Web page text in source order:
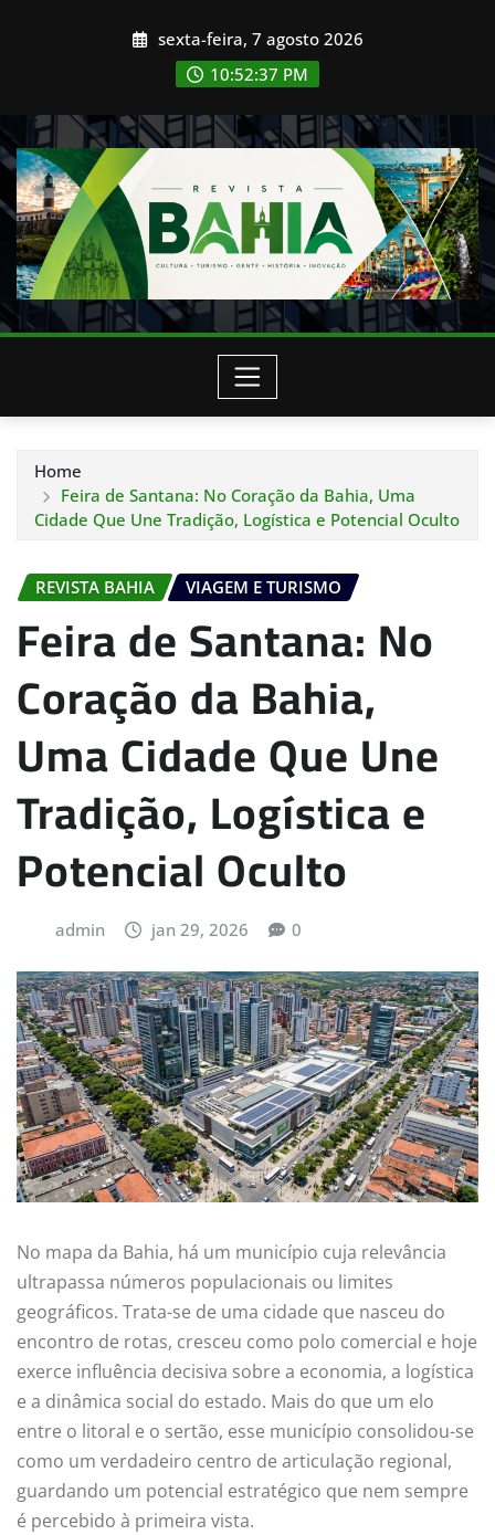
sexta-feira, 7 agosto 2026
10:52:39 PM
Home
Feira de Santana: No Coração da Bahia, Uma
Cidade Que Une Tradição, Logística e Potencial Oculto
REVISTA BAHIA VIAGEM E TURISMO
Feira de Santana: No
Coração da Bahia,
Uma Cidade Que Une
Tradição, Logística e
Potencial Oculto
admin jan 29, 2026 0
No mapa da Bahia, há um município cuja relevância
ultrapassa números populacionais ou limites
geográficos. Trata-se de uma cidade que nasceu do
encontro de rotas, cresceu como polo comercial e hoje
exerce influência decisiva sobre a economia, a logística
e a dinâmica social do estado. Mais do que um elo
entre o litoral e o sertão, esse município consolidou-se
como um verdadeiro centro de articulação regional,
guardando um potencial estratégico que nem sempre
é percebido à primeira vista.